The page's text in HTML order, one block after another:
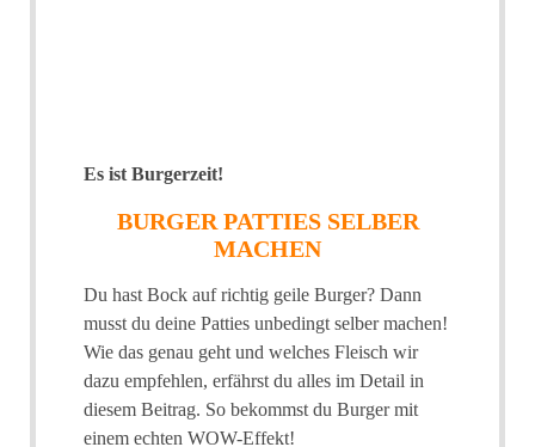
Es ist Burgerzeit!
BURGER PATTIES SELBER
MACHEN
Du hast Bock auf richtig geile Burger? Dann
musst du deine Patties unbedingt selber machen!
Wie das genau geht und welches Fleisch wir
dazu empfehlen, erfährst du alles im Detail in
diesem Beitrag. So bekommst du Burger mit
einem echten WOW-Effekt!